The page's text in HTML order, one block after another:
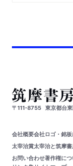
〒111-8755 東京都台
会社概要会社ロゴ・銘
太宰治賞太宰治と筑摩
お問い合わせ著作権に